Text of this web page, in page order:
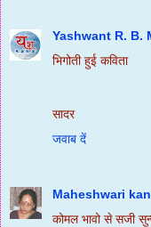
Yashwant R. B.
भिगोती हुई कविता
सादर
जवाब दें
Maheshwari
कोमल भावो से सजी